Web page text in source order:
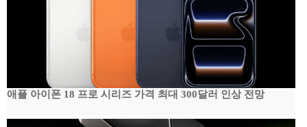
애플 아이폰 18 프로 시리즈 가격 최대 300달러 인상 전망